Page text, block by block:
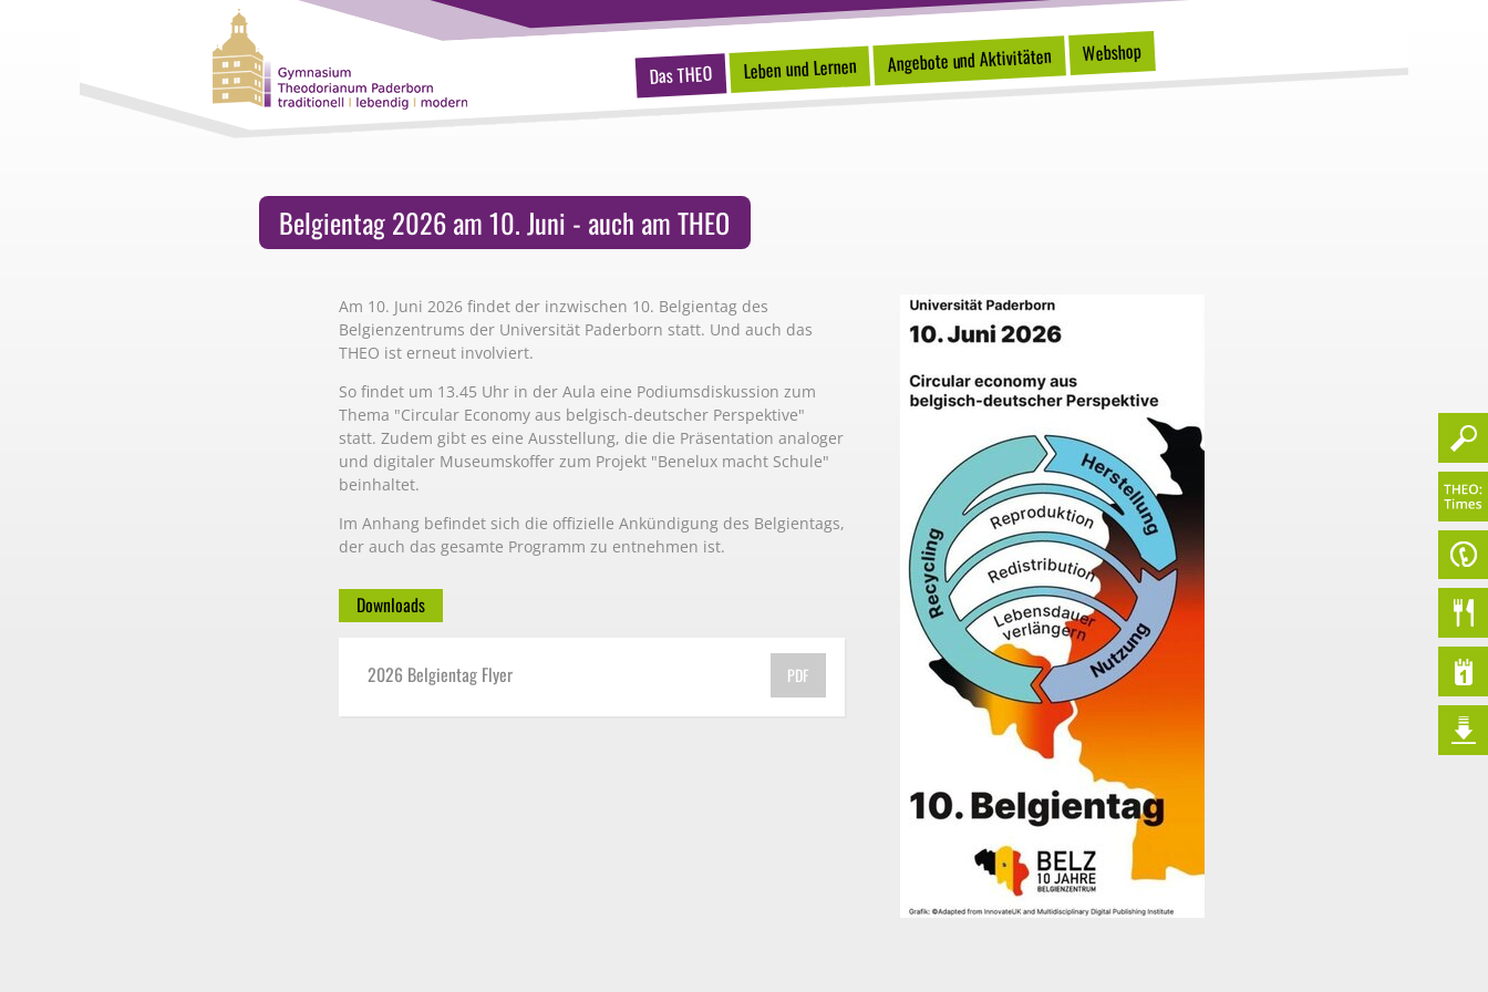
Das THEO Leben und Lernen Angebote und Aktivitäten Webshop
Belgientag 2026 am 10. Juni - auch am THEO
Am 10. Juni 2026 findet der inzwischen 10. Belgientag des
Belgienzentrums der Universität Paderborn statt. Und auch das
THEO ist erneut involviert.
So findet um 13.45 Uhr in der Aula eine Podiumsdiskussion zum
Thema "Circular Economy aus belgisch-deutscher Perspektive"
statt. Zudem gibt es eine Ausstellung, die die Präsentation analoger
und digitaler Museumskoffer zum Projekt "Benelux macht Schule"
beinhaltet.
Im Anhang befindet sich die offizielle Ankündigung des Belgientags,
der auch das gesamte Programm zu entnehmen ist.
Downloads
2026 Belgientag Flyer PDF